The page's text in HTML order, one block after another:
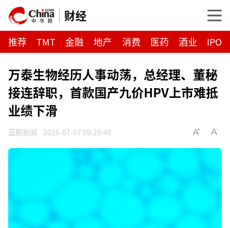
财经
推荐 TMT 金融 地产 消费 医药 酒业 IPO
万泰生物经历人事动荡，总经理、董秘
接连辞职，首款国产九价HPV上市难抵
业绩下滑
蓝鲸新闻 2026-07-07 09:28:48